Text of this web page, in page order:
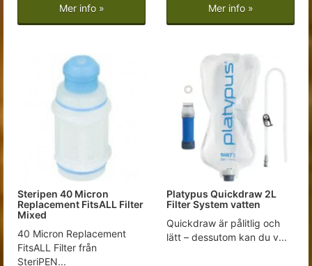
Mer info » Mer info »
Steripen 40 Micron
Replacement FitsALL Filter
Mixed
40 Micron Replacement
FitsALL Filter från
SteriPEN...
Platypus Quickdraw 2L
Filter System vatten
Quickdraw är pålitlig och
lätt – dessutom kan du v...